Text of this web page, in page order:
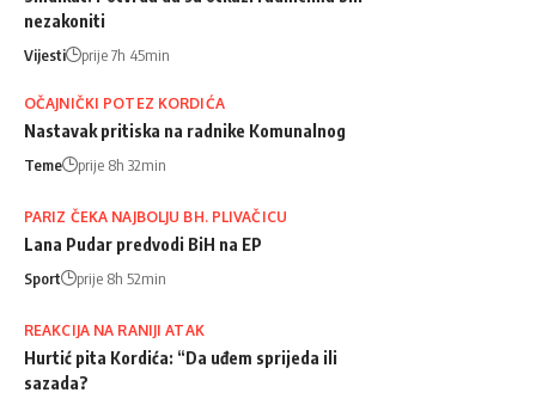
nezakoniti
Vijesti prije 7h 45min
OČAJNIČKI POTEZ KORDIĆA
Nastavak pritiska na radnike Komunalnog
Teme prije 8h 32min
PARIZ ČEKA NAJBOLJU BH. PLIVAČICU
Lana Pudar predvodi BiH na EP
Sport prije 8h 52min
REAKCIJA NA RANIJI ATAK
Hurtić pita Kordića: “Da uđem sprijeda ili
sazada?